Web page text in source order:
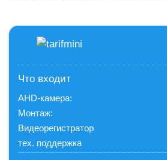
Что входит
AHD-камера:
Монтаж:
Видеорегистратор
тех. поддержка